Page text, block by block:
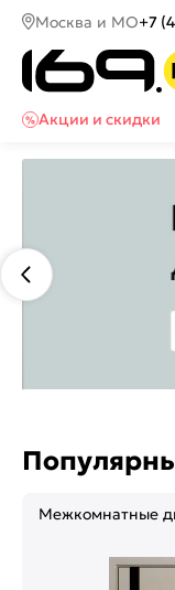
Москва и МО+7
Акции и скидки
Межкомнатные